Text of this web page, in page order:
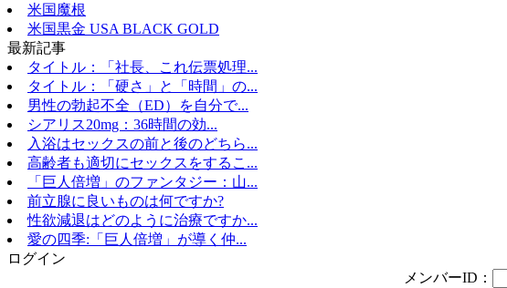
米国魔根
米国黒金 USA BLACK GOLD
最新記事
タイトル：「社長、これ伝票処理...
タイトル：「硬さ」と「時間」の...
男性の勃起不全（ED）を自分で...
シアリス20mg：36時間の効...
入浴はセックスの前と後のどちら...
高齢者も適切にセックスをするこ...
「巨人倍増」のファンタジー：山...
前立腺に良いものは何ですか?
性欲減退はどのように治療ですか...
愛の四季:「巨人倍増」が導く仲...
ログイン
メンバーID：